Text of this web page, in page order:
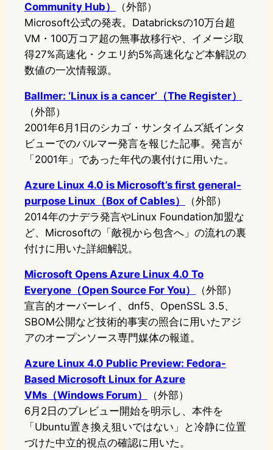
Community Hub）
（外部）
Microsoft公式の発表。Databricksの10万台超
VM・100万コア超の無事故移行や、イメージ取
得27%高速化・クエリ約5%高速化など本解説の
数値の一次情報源。
Ballmer: ‘Linux is a cancer’（The Register）
（外部）
2001年6月1日のシカゴ・サンタイムズ紙インタ
ビューでのバルマー発言を報じた記事。発言が
「2001年」であった年代の裏付けに用いた。
Azure Linux 4.0 is Microsoft’s first general-
purpose Linux（Box of Cables）
（外部）
2014年のナデラ発言やLinux Foundation加盟な
ど、Microsoftの「敵視から包含へ」の流れの裏
付けに用いた詳細解説。
Microsoft Opens Azure Linux 4.0 To
Everyone（Open Source For You）
（外部）
宣言的オーバーレイ、dnf5、OpenSSL 3.5、
SBOM公開など技術的事実の照合に用いたアジ
アのオープンソース専門媒体の報道。
Azure Linux 4.0 Public Preview: Fedora-
Based Microsoft Linux for Azure
VMs（Windows Forum）
（外部）
6月2日のプレビュー開始を明示し、本件を
「Ubuntu置き換え狙いではない」と冷静に位置
づけた中立的視点の確認に用いた。